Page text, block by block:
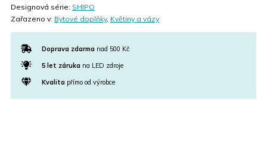
Designová série: SHIPO
Zařazeno v: Bytové doplňky, Květiny a vázy
Doprava zdarma nad 500 Kč
5 let zárukana LED zdroje
Kvalitapřímo od výrobce